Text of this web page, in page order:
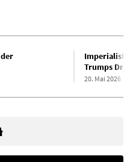
Trumps
20. Mai 2026